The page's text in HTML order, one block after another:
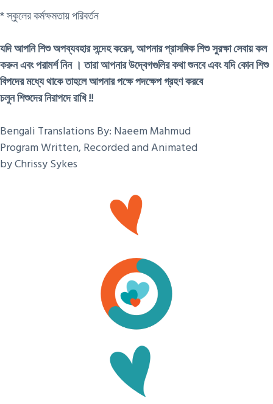
* স্কুলের কর্মক্ষমতায় পরিবর্তন
যদি আপনি শিশু অপব্যবহার সন্দেহ করেন, আপনার প্রাসঙ্গিক শিশু সুরক্ষা সেবায় কল
করুন এবং পরামর্শ নিন । তারা আপনার উদ্বেগগুলির কথা শুনবে এবং যদি কোন শিশু
বিপদের মধ্যে থাকে তাহলে আপনার পক্ষে পদক্ষেপ গ্রহণ করবে
চলুন শিশুদের নিরাপদে রাখি !!
Bengali Translations By: Naeem Mahmud
Program Written, Recorded and Animated
by Chrissy Sykes